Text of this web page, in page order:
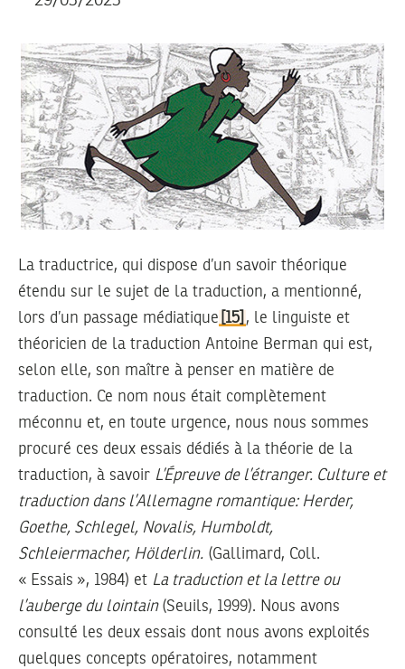
La traductrice, qui dispose d’un savoir théorique
étendu sur le sujet de la traduction, a mentionné,
lors d’un passage médiatique [15] , le linguiste et
théoricien de la traduction Antoine Berman qui est,
selon elle, son maître à penser en matière de
traduction. Ce nom nous était complètement
méconnu et, en toute urgence, nous nous sommes
procuré ces deux essais dédiés à la théorie de la
traduction, à savoir L’Épreuve de l’étranger. Culture et
traduction dans l’Allemagne romantique: Herder,
Goethe, Schlegel, Novalis, Humboldt,
Schleiermacher, Hölderlin. (Gallimard, Coll.
« Essais », 1984) et La traduction et la lettre ou
l’auberge du lointain (Seuils, 1999). Nous avons
consulté les deux essais dont nous avons exploités
quelques concepts opératoires, notamment